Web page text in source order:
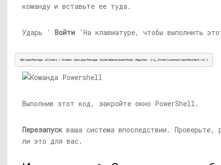
команду и вставьте ее туда.
Ударь ' Войти ‘На клавиатуре, чтобы выполнить
Get-AppXPackage -AllUsers | Foreach {Add-AppxPackage -DisableDevelopmentMode -Register '$($_.InstallLocation)AppXManifest.xml '}
Выполнив этот код, закройте окно PowerShell.
Перезапускваша система впоследствии. Проверьте,
ли это для вас.